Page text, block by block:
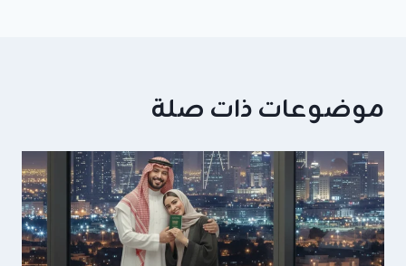
موضوعات ذات صلة